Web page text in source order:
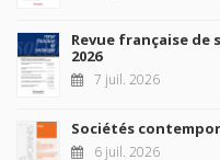
Revue française de
2026
7 juil. 2026
Sociétés
6 juil. 2026